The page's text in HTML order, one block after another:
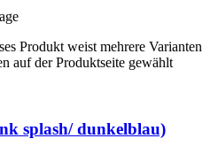
Produkt weist mehrere Varianten
auf der Produktseite gewählt
splash/ dunkelblau)